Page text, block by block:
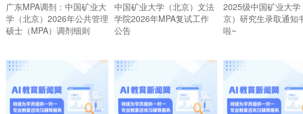
广东MPA调剂：中国矿业大
学（北京）2026年公共管理
硕士（MPA）调剂细则
中国矿业大学（北京）文法
学院2026年MPA复试工作
公告
2025级中国矿业大学
京）研究生录取通知
啦~